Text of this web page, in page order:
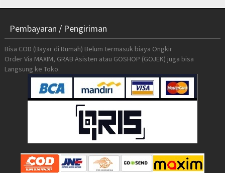
Pembayaran / Pengiriman
Bisa COD (Bayar di Rumah) Belum termasuk biaya Ongkir
Order Via MAXIM, GRAB Asisten atau GOSHOP (GOJEK) juga bisa
Langsung ke Toko.